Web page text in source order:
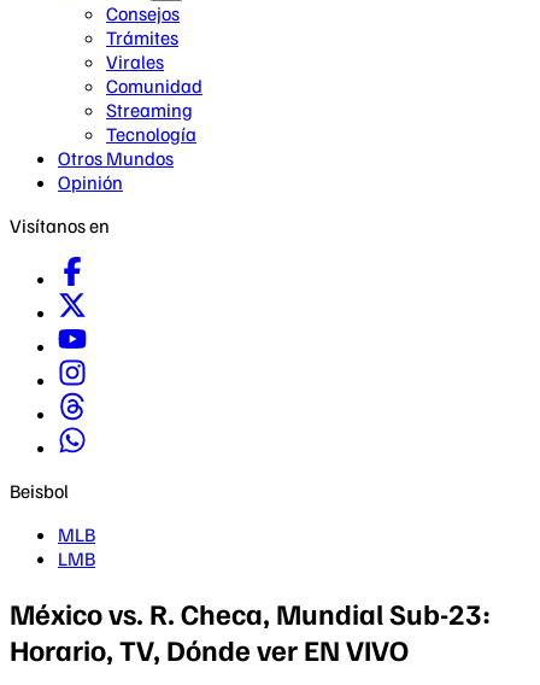
Consejos
Trámites
Virales
Comunidad
Streaming
Tecnología
Otros Mundos
Opinión
Visítanos en
Beisbol
MLB
LMB
México vs. R. Checa, Mundial Sub-23:
Horario, TV, Dónde ver EN VIVO